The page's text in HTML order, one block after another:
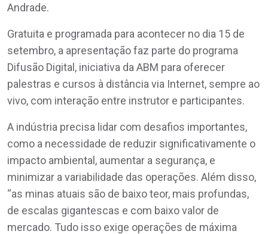
Andrade.
Gratuita e programada para acontecer no dia 15 de
setembro, a apresentação faz parte do programa
Difusão Digital, iniciativa da ABM para oferecer
palestras e cursos à distância via Internet, sempre ao
vivo, com interação entre instrutor e participantes.
A indústria precisa lidar com desafios importantes,
como a necessidade de reduzir significativamente o
impacto ambiental, aumentar a segurança, e
minimizar a variabilidade das operações. Além disso,
“as minas atuais são de baixo teor, mais profundas,
de escalas gigantescas e com baixo valor de
mercado. Tudo isso exige operações de máxima